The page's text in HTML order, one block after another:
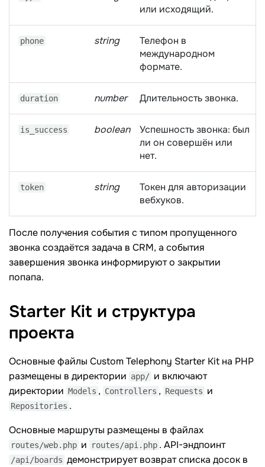
или исходящий.
phone string
Телефон в
международном
формате.
duration number Длительность звонка.
is_success boolean
Успешность звонка: был
ли он совершён или
нет.
token string
Токен для авторизации
вебхуков.
После получения события с типом пропущенного
звонка создаётся задача в CRM, а события
завершения звонка информируют о закрытии
попапа.
Starter Kit и структура
проекта
Основные файлы Custom Telephony Starter Kit на PHP
размещены в директории app/ и включают
директории Models , Controllers , Requests и
Repositories .
Основные маршруты размещены в файлах
routes/web.php и routes/api.php . API-эндпоинт
/api/boards демонстрирует возврат списка досок в